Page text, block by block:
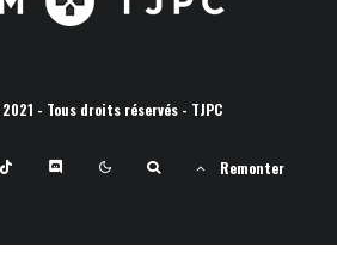
- Tous droits réservés - TJPC
Remonter